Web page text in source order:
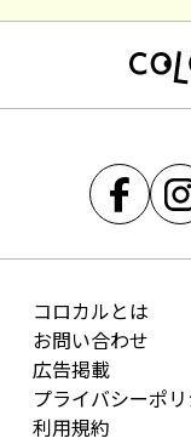
コロカルとは
お問い合わせ
広告掲載
プライバシーポ
利用規約